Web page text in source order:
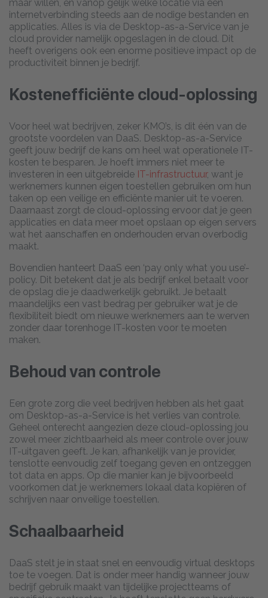
maar willen, en vanop gelijk welke locatie via een
internetverbinding steeds aan de nodige bestanden en
applicaties. Alles is via de Desktop-as-a-Service van je
cloud provider namelijk opgeslagen in de cloud. Dit
heeft overigens ook een enorme positieve impact op de
productiviteit binnen je bedrijf.
Kostenefficiënte cloud-oplossing
Voor heel wat bedrijven, zeker KMO’s, is dit één van de
grootste voordelen van DaaS. Desktop-as-a-Service
geeft jouw bedrijf de kans om heel wat operationele IT-
kosten te besparen. Je hoeft immers niet meer te
investeren in een uitgebreide IT-infrastructuur, want je
werknemers kunnen eigen toestellen gebruiken om hun
taken op een veilige en efficiënte manier uit te voeren.
Daarnaast zorgt de cloud-oplossing ervoor dat je geen
applicaties en data meer moet opslaan op eigen servers
wat het aanschaffen en onderhouden ervan overbodig
maakt.
Bovendien hanteert DaaS een ‘pay only what you use’-
policy. Dit betekent dat je als bedrijf enkel betaalt voor
de opslag die je daadwerkelijk gebruikt. Je betaalt
maandelijks een vast bedrag per gebruiker wat je de
flexibiliteit biedt om nieuwe werknemers aan te werven
zonder daar torenhoge IT-kosten voor te moeten
maken.
Behoud van controle
Een grote zorg die veel bedrijven hebben als het gaat
om Desktop-as-a-Service is het verlies van controle.
Geheel onterecht aangezien deze cloud-oplossing jou
zowel meer zichtbaarheid als meer controle over jouw
IT-uitgaven geeft. Je kan, afhankelijk van je provider,
tenslotte eenvoudig zelf toegang geven en ontzeggen
tot data en apps. Op die manier kan je bijvoorbeeld
voorkomen dat je werknemers lokaal data kopiëren of
schrijven naar onveilige toestellen.
Schaalbaarheid
DaaS stelt je in staat snel en eenvoudig virtual desktops
toe te voegen. Dat is onder meer handig wanneer jouw
bedrijf gebruik maakt van tijdelijke projectteams of